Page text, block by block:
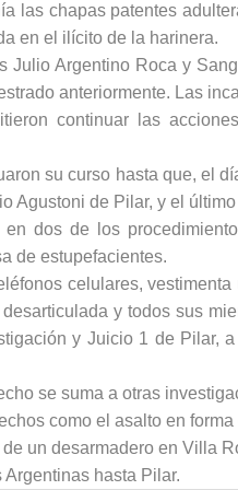
las chapas patentes
en el ilícito de la harinera.
Julio Argentino Roca y
anteriormente. Las
continuar las
su curso hasta que, el
Agustoni de Pilar, y el
en dos de los
de estupefacientes.
celulares,
y todos sus
y Juicio 1 de Pilar,
se suma a otras
como el asalto en
de un desarmadero en Villa
hasta Pilar.